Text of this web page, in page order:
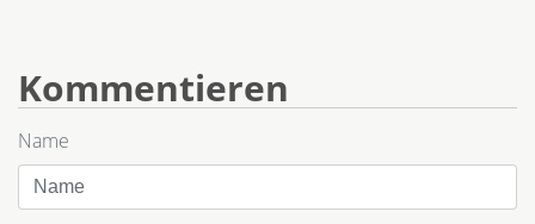
Kommentieren
Name